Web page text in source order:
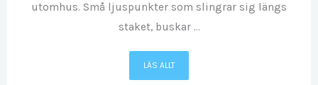
utomhus. Små ljuspunkter som slingrar sig längs
staket, buskar ...
LÄS ALLT